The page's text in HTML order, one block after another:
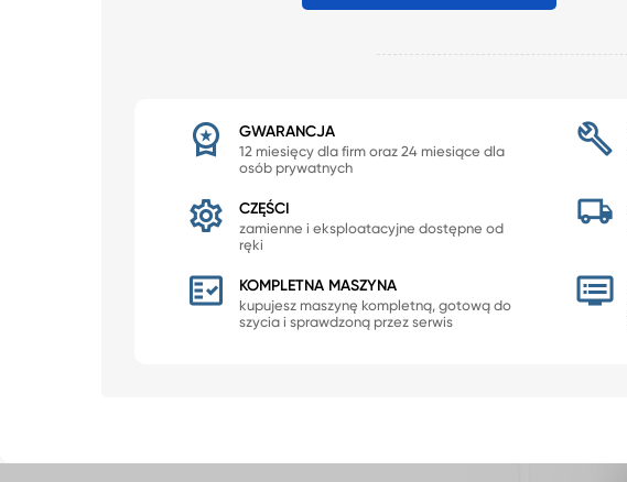
GWARANCJA
12 miesięcy dla firm oraz 24 miesiące dla
osób prywatnych
CZĘŚCI
zamienne i eksploatacyjne dostępne od
ręki
KOMPLETNA MASZYNA
kupujesz maszynę kompletną, gotową do
szycia i sprawdzoną przez serwis